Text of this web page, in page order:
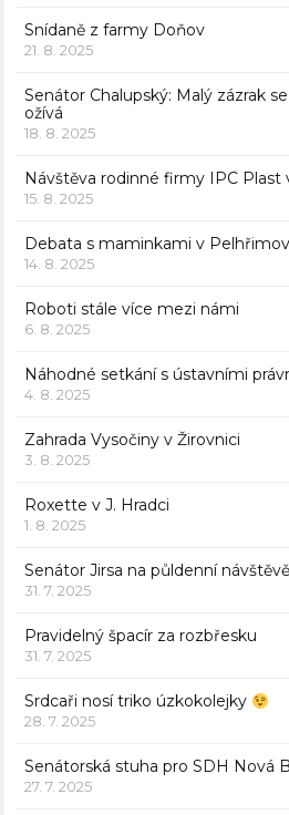
Snídaně z farmy Doňov
21. 8. 2025
Senátor Chalupský: Malý zázrak
ožívá
18. 8. 2025
Návštěva rodinné firmy IPC Plast
15. 8. 2025
Debata s maminkami v
14. 8. 2025
Roboti stále více mezi námi
6. 8. 2025
Náhodné setkání s ústavními
4. 8. 2025
Zahrada Vysočiny v Žirovnici
3. 8. 2025
Roxette v J. Hradci
1. 8. 2025
Senátor Jirsa na půldenní
31. 7. 2025
Pravidelný špacír za rozbřesku
31. 7. 2025
Srdcaři nosí triko úzkokolejky
28. 7. 2025
Senátorská stuha pro SDH Nová
27. 7. 2025